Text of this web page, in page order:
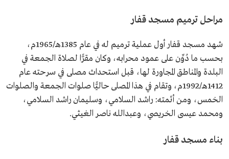
مراحل ترميم مسجد قفار
شهد مسجد قفار أول عملية ترميم له في عام 1385هـ/1965م،
بحسب ما دُوِّن على عمود محرابه، وكان مقرًّا لصلاة الجمعة في
البلدة والمناطق المجاورة لها، قبل استحداث مصلى في سرحته عام
1412هـ/1992م، وتقام في هذا المصلى حاليًّا صلوات الجمعة والصلوات
الخمس، ومن أئمته: راشد السلامي، وسليمان راشد السلامي،
ومحمد عيسى الخريصي، وعبدالله ناصر الغيثي.
بناء مسجد قفار